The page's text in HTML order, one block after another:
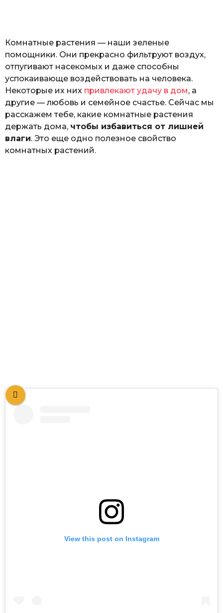
Комнатные растения — наши зеленые
помощники. Они прекрасно фильтруют воздух,
отпугивают насекомых и даже способны
успокаивающе воздействовать на человека.
Некоторые их них привлекают удачу в дом, а
другие — любовь и семейное счастье. Сейчас мы
расскажем тебе, какие комнатные растения
держать дома, чтобы избавиться от лишней
влаги. Это еще одно полезное свойство
комнатных растений.
View this post on Instagram